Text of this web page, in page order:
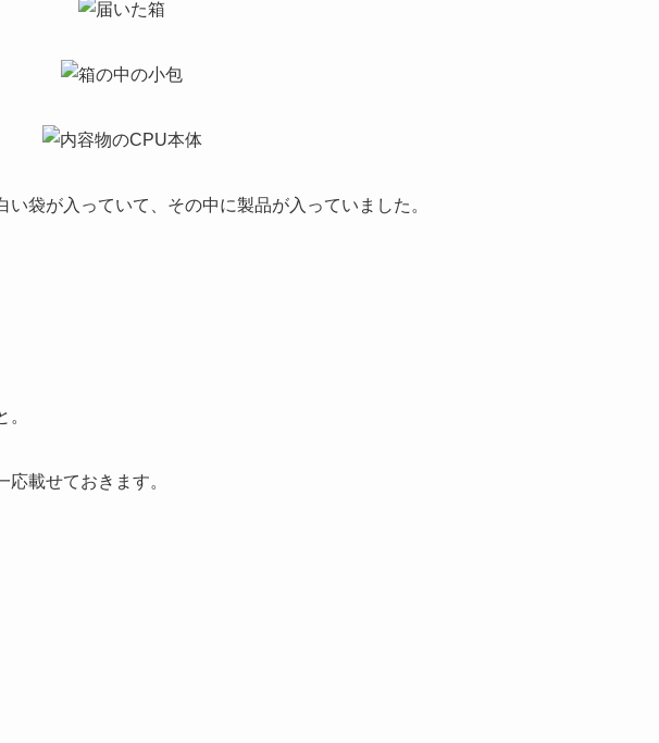
袋が入っていて、その中に製品が入っていました。
載せておきます。